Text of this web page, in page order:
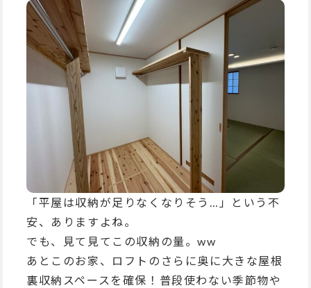
「平屋は収納が足りなくなりそう…」という不
安、ありますよね。
でも、見て見てこの収納の量。ww
あとこのお家、ロフトのさらに奥に大きな屋根
裏収納スペースを確保！普段使わない季節物や